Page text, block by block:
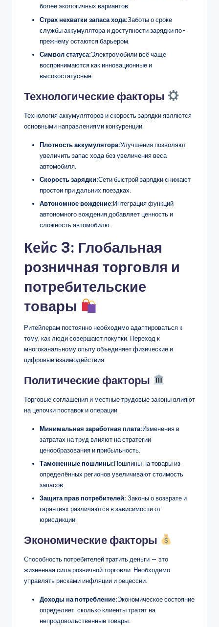
более экологичных вариантов.
Страх нехватки запаса хода:Заботы о сроке
службы аккумулятора и доступности зарядки по-
прежнему остаются барьером.
Символ статуса:Электромобили всё чаще
воспринимаются как инновационные и
высокостатусные.
Технологические факторы
Технология аккумуляторов и скорость зарядки являются
основными направлениями конкуренции.
Плотность аккумулятора:Улучшения позволяют
увеличить запас хода без увеличения веса
автомобиля.
Скорость зарядки:Сети быстрой зарядки снижают
простои при дальних поездках.
Автономное вождение:Интеграция функций
автономного вождения добавляет ценность и
сложность автомобилю.
Кейс 3: Глобальная
розничная торговля и
потребительские
товары
Ритейлерам постоянно необходимо адаптироваться к
тому, как люди совершают покупки. Переход к
многоканальному опыту объединяет физические и
цифровые взаимодействия.
Политические факторы
Торговые соглашения и местные трудовые законы влияют
на цепочки поставок и операции.
Минимальная заработная плата:Изменения в
затратах на труд влияют на стратегии
ценообразования и прибыльность.
Таможенные пошлины:Пошлины на товары из
определённых регионов увеличивают стоимость
запасов.
Защита прав потребителей: Законы о возврате и
гарантиях различаются в зависимости от
юрисдикции.
Экономические факторы
Способность потребителей тратить деньги — это
жизненная сила розничной торговли. Необходимо
управлять рисками инфляции и рецессии.
Доходы на потребление:Экономическое состояние
определяет, сколько клиенты тратят на
непродовольственные товары.